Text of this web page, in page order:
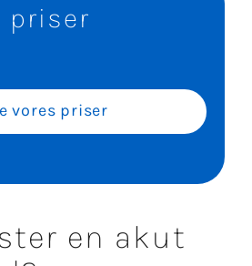
priser
vores priser
en akut